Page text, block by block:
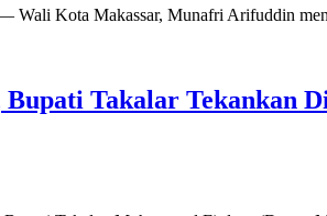
Kota Makassar, Munafri Arifuddin
Takalar Tekankan